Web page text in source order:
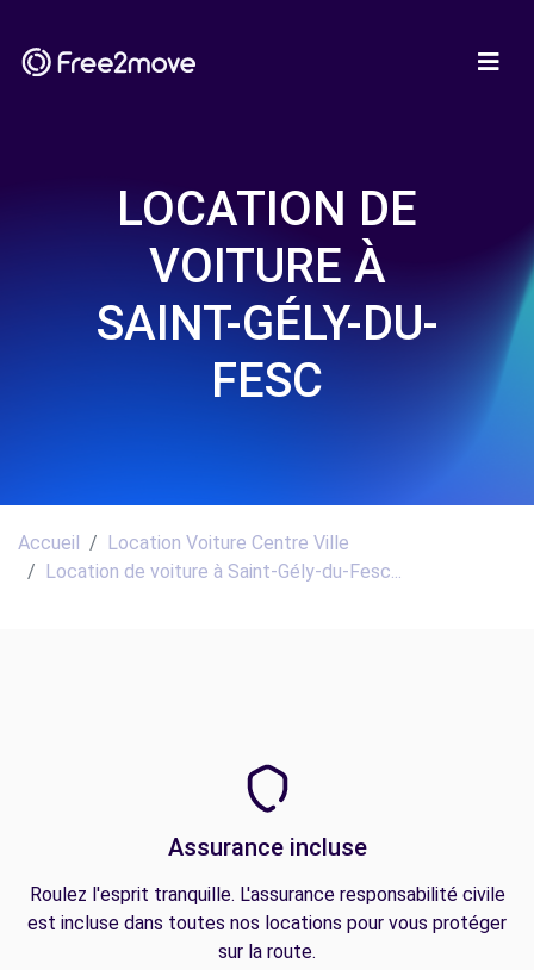
LOCATION DE
VOITURE À
SAINT-GÉLY-DU-
FESC
Accueil
Location Voiture Centre Ville
Location de voiture à Saint-Gély-du-Fesc...
Assurance incluse
Roulez l'esprit tranquille. L'assurance responsabilité civile
est incluse dans toutes nos locations pour vous protéger
sur la route.